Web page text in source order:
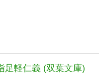
足軽仁義 (双葉文庫)